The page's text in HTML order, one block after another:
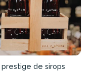
prestige de sirops